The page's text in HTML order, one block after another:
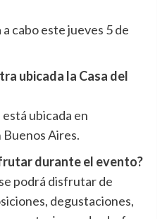
cabo este jueves 5 de
ubicada la Casa del
ubicada en
Aires.
durante el evento?
podrá disfrutar de
degustaciones,